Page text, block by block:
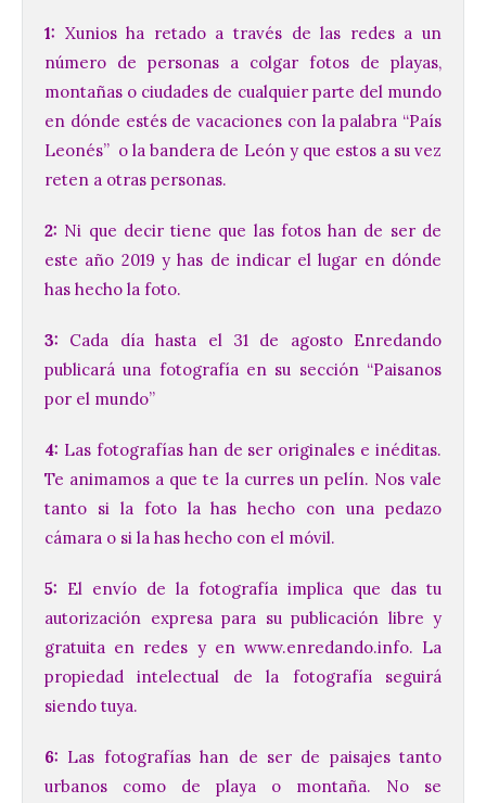
1: Xunios ha retado a través de las redes a un
número de personas a colgar fotos de playas,
montañas o ciudades de cualquier parte del mundo
en dónde estés de vacaciones con la palabra “País
Leonés” o la bandera de León y que estos a su vez
reten a otras personas.
2: Ni que decir tiene que las fotos han de ser de
este año 2019 y has de indicar el lugar en dónde
has hecho la foto.
3: Cada día hasta el 31 de agosto Enredando
publicará una fotografía en su sección “Paisanos
por el mundo”
4: Las fotografías han de ser originales e inéditas.
Te animamos a que te la curres un pelín. Nos vale
tanto si la foto la has hecho con una pedazo
cámara o si la has hecho con el móvil.
5: El envío de la fotografía implica que das tu
autorización expresa para su publicación libre y
gratuita en redes y en www.enredando.info. La
propiedad intelectual de la fotografía seguirá
siendo tuya.
6: Las fotografías han de ser de paisajes tanto
urbanos como de playa o montaña. No se